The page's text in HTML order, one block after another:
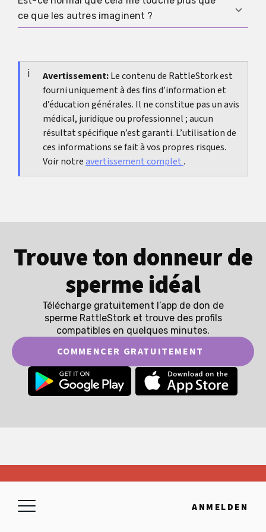
ANMELDEN
des schémas et à décider quelles suites
médicales ont vraiment du sens.
Oui. Une perte très précoce n’exclut pas une
grossesse en bonne santé par la suite.
ce que les autres imaginent ?
vécue avec une grande intensité, surtout lorsque
l’espoir et la perte se succèdent en très peu de
temps.
Avertissement:Le contenu de RattleStork est
fourni uniquement à des fins d’information et
d’éducation générales. Il ne constitue pas un avis
médical, juridique ou professionnel ; aucun
résultat spécifique n’est garanti. L’utilisation de
ces informations se fait à vos propres risques.
Voir notreavertissement complet.
Trouve ton donneur de
sperme idéal
Télécharge gratuitement l’app de don de
sperme RattleStork et trouve des profils
compatibles en quelques minutes.
COMMENCER GRATUITEMENT
La plateforme pour ton projet d'enfant.